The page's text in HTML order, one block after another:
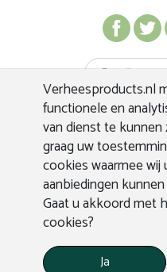
Verheesproducts.nl
functionele en
van dienst te kunnen
graag uw
cookies waarmee
aanbiedingen
Gaat u akkoord met
cookies?
Ja